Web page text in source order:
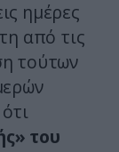
ημέρες
από τις
τούτων
του